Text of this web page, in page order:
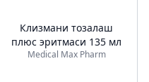
Клизмани тозалаш
плюс эритмаси 135 мл
Medical Max Pharm